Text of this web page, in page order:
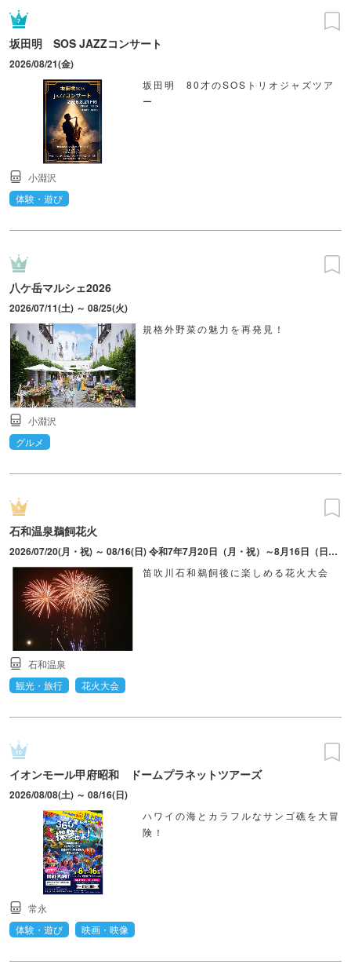
坂田明 SOS JAZZコンサート
2026/08/21(金)
坂田明 80才のSOSトリオジャズツア
ー
小淵沢
体験・遊び
八ケ岳マルシェ2026
2026/07/11(土) ～ 08/25(火)
規格外野菜の魅力を再発見！
小淵沢
グルメ
石和温泉鵜飼花火
2026/07/20(月・祝) ～ 08/16(日) 令和7年7月20日（月・祝）～8月16日（日）の土・日と、7/20（月・祝）、8/12（水）、8/13（木）の計11日。
笛吹川石和鵜飼後に楽しめる花火大会
石和温泉
観光・旅行
花火大会
イオンモール甲府昭和 ドームプラネットツアーズ
2026/08/08(土) ～ 08/16(日)
ハワイの海とカラフルなサンゴ礁を大冒
険！
常永
体験・遊び
映画・映像